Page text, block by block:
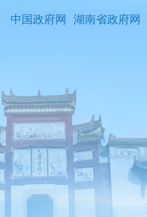
中国政府网 湖南省政府网